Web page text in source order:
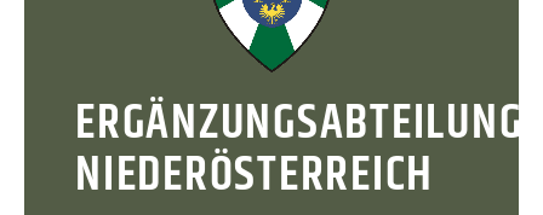
ERGÄNZUNGSABTEILUNG
NIEDERÖSTERREICH